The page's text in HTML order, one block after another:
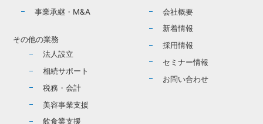
事業承継・M&A
その他の業務
法人設立
相続サポート
税務・会計
美容事業支援
飲食業支援
会社概要
新着情報
採用情報
セミナー情報
お問い合わせ